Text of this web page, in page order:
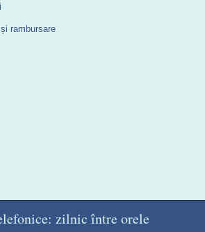
rambursare
zilnic între orele